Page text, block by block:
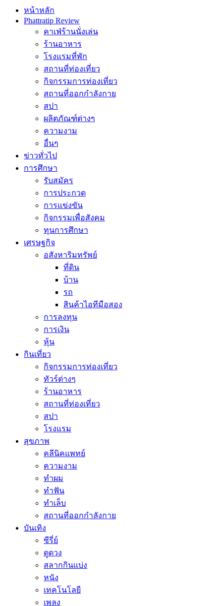
หน้าหลัก
Phattratip Review
คาเฟ่ร้านนั่งเล่น
ร้านอาหาร
โรงแรมที่พัก
สถานที่ท่องเที่ยว
กิจกรรมการท่องเที่ยว
สถานที่ออกกำลังกาย
สปา
ผลิตภัณฑ์ต่างๆ
ความงาม
อื่นๆ
ข่าวทั่วไป
การศึกษา
รับสมัคร
การประกวด
การแข่งขัน
กิจกรรมเพื่อสังคม
ทุนการศึกษา
เศรษฐกิจ
อสังหาริมทรัพย์
ที่ดิน
บ้าน
รถ
สินค้าไอทีมือสอง
การลงทุน
การเงิน
หุ้น
กินเที่ยว
กิจกรรมการท่องเที่ยว
ทัวร์ต่างๆ
ร้านอาหาร
สถานที่ท่องเที่ยว
สปา
โรงแรม
สุขภาพ
คลีนิคแพทย์
ความงาม
ทำผม
ทำฟัน
ทำเล็บ
สถานที่ออกกำลังกาย
บันเทิง
ซีรี่ย์
ดูดวง
สลากกินแบ่ง
หนัง
เทคโนโลยี
เพลง